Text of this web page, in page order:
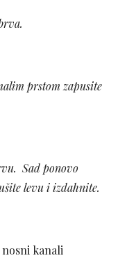
prstom zapusite
Sad ponovo
levu i izdahnite.
nosni kanali